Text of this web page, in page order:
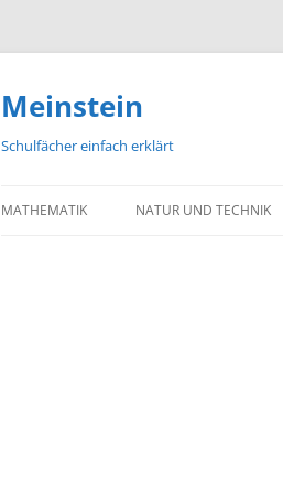
Meinstein
Schulfächer einfach erklärt
MATHEMATIK NATUR UND TECHNIK